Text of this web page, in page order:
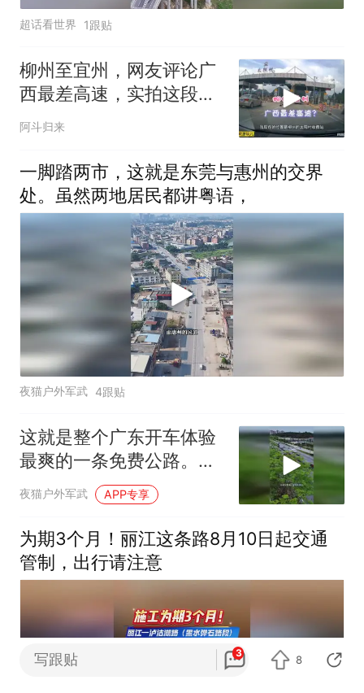
超话看世界 1跟贴
柳州至宜州，网友评论广
西最差高速，实拍这段高
速你觉得这差吗？
阿斗归来
一脚踏两市，这就是东莞与惠州的交界
处。虽然两地居民都讲粤语，
夜猫户外军武 4跟贴
这就是整个广东开车体验
最爽的一条免费公路。它
全长28公里
夜猫户外军武 APP专享
为期3个月！丽江这条路8月10日起交通
管制，出行请注意
写跟贴 3
8